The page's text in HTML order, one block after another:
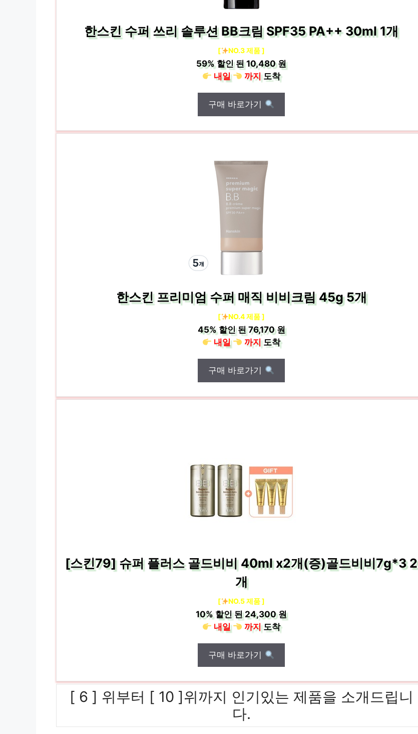
한스킨 수퍼 쓰리 솔루션 BB크림 SPF35 PA++ 30ml 1개
[ NO.3 제품 ]
59%할인 된10,480 원
내일
까지도착
구매 바로가기
한스킨 프리미엄 수퍼 매직 비비크림 45g 5개
[ NO.4 제품 ]
45%할인 된76,170 원
내일
까지도착
구매 바로가기
[스킨79] 슈퍼 플러스 골드비비 40ml x2개(증)골드비비7g*3 2
개
[ NO.5 제품 ]
10%할인 된24,300 원
내일
까지도착
구매 바로가기
[ 6 ] 위부터 [ 10 ]위까지 인기있는 제품을 소개드립니
다.